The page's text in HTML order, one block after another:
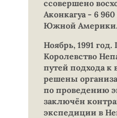
ссовершено
Аконкагуа - 6
Южной Америки.
Ноябрь, 1991
Королевство
путей подхода к
решены
по проведению
заключён
экспедиции в